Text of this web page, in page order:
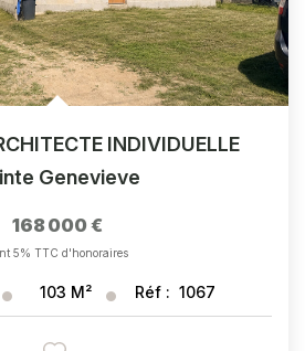
INDIVIDUELLE
Genevieve
168 000 €
5% TTC d'honoraires
103 M² Réf : 1067